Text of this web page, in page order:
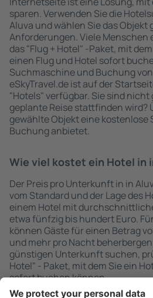
sparen. Verwenden Sie die
Aluva und wählen Sie das Objekt
Anforderungen. Viele
das "Flug + Hotel" -Paket, mit
einen Flug und Hotel sofort
Suchmaschine und Buchung
eSkyTravel.de ist auf der
"Hotels" verfügbar. Sie sind nicht
geplante Reise stattfinden wird?
gewählte Objekt eine kostenlose
Buchung anbietet.
Wie viel kostet ein Hotel in
Der Preis pro Unterkunft in in
vom Standard und der Lage des
einem Hotel mit
etwa fünfzig bis hundert Euro.
können Gäste für einen Betrag
und mehr pro Nacht
günstigen Unterkunft suchen,
Hotel" - Paket, mit dem Sie ein
sofort buchen können.